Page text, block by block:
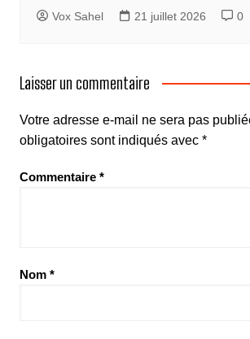
Vox Sahel 21 juillet 2026 0
Laisser un commentaire
Votre adresse e-mail ne sera pas
obligatoires sont indiqués avec *
Commentaire *
Nom *